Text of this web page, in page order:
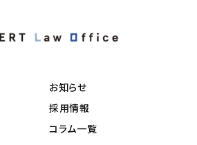
お知らせ
採用情報
コラム一覧